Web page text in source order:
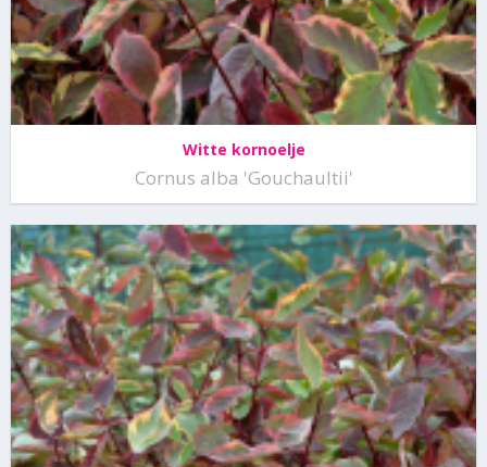
Witte kornoelje
Cornus alba 'Gouchaultii'